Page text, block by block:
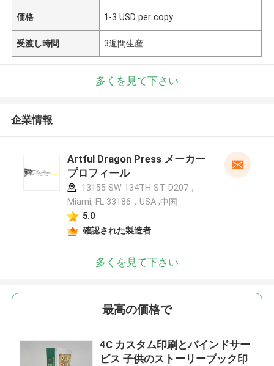
価格 1-3 USD per copy
受渡し時間 3週間生産
多くを見て下さい
企業情報
Artful Dragon Press メーカー
プロフィール
13155 SW 134TH ST. D207，
Miami, FL 33186，USA ,中国
5.0
確認された製造者
多くを見て下さい
最高の価格で
4C カスタム印刷とバインドサー
ビス 子供のストーリーブック印